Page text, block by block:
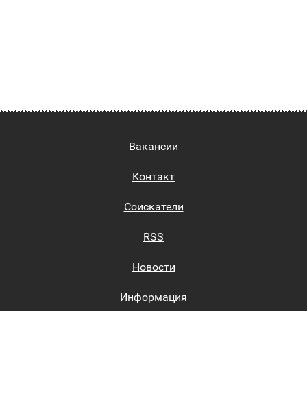
Вакансии
Контакт
Соискатели
RSS
Новости
Информация